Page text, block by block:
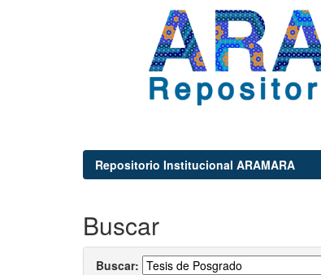
Repositorio Institucional ARAMARA
Buscar
Buscar: